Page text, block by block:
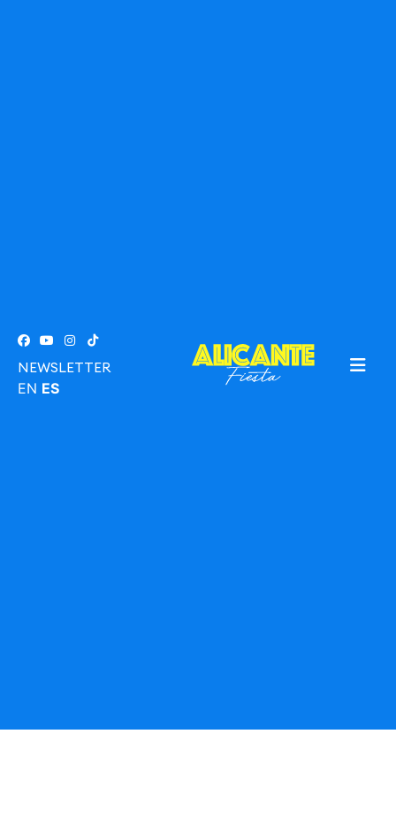
NEWSLETTER
EN ES